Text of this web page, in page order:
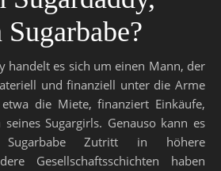
handelt es sich um einen Mann, der
und finanziell unter die Arme
die Miete, finanziert Einkäufe,
Sugargirls. Genauso kann es
Zutritt in höhere
Gesellschaftsschichten haben